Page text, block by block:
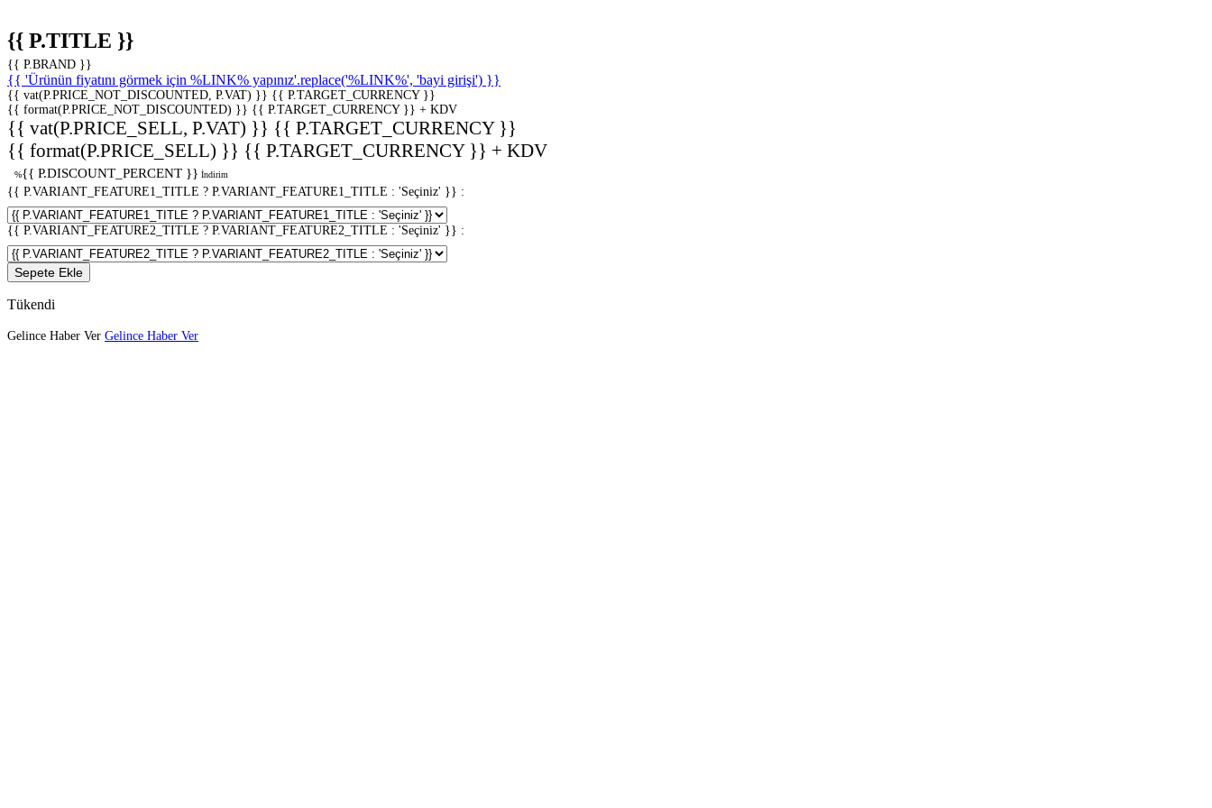
{{ P.TITLE }}
{{ P.BRAND }}
{{ 'Ürünün fiyatını görmek için %LINK% yapınız'.replace('%LINK%', 'bayi girişi') }}
{{ vat(P.PRICE_NOT_DISCOUNTED, P.VAT) }} {{ P.TARGET_CURRENCY }}
{{ format(P.PRICE_NOT_DISCOUNTED) }} {{ P.TARGET_CURRENCY }} + KDV
{{ vat(P.PRICE_SELL, P.VAT) }} {{ P.TARGET_CURRENCY }}
{{ format(P.PRICE_SELL) }} {{ P.TARGET_CURRENCY }} + KDV
%{{ P.DISCOUNT_PERCENT }} İndirim
{{ P.VARIANT_FEATURE1_TITLE ? P.VARIANT_FEATURE1_TITLE : 'Seçiniz' }} :
{{ P.VARIANT_FEATURE2_TITLE ? P.VARIANT_FEATURE2_TITLE : 'Seçiniz' }} :
Sepete Ekle
Tükendi
Gelince Haber Ver Gelince Haber Ver